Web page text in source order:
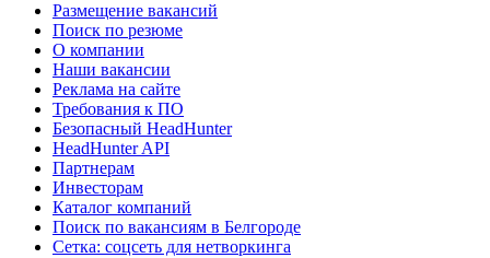
Размещение вакансий
Поиск по резюме
О компании
Наши вакансии
Реклама на сайте
Требования к ПО
Безопасный HeadHunter
HeadHunter API
Партнерам
Инвесторам
Каталог компаний
Поиск по вакансиям в Белгороде
Сетка: соцсеть для нетворкинга